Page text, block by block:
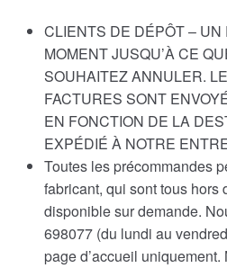
CLIENTS DE DÉPÔT –
MOMENT JUSQU’À CE
SOUHAITEZ ANNULER.
FACTURES SONT
EN FONCTION DE LA
EXPÉDIÉ À NOTRE
Toutes les précommandes
fabricant, qui sont tous hors
disponible sur demande.
698077 (du lundi au
page d’accueil